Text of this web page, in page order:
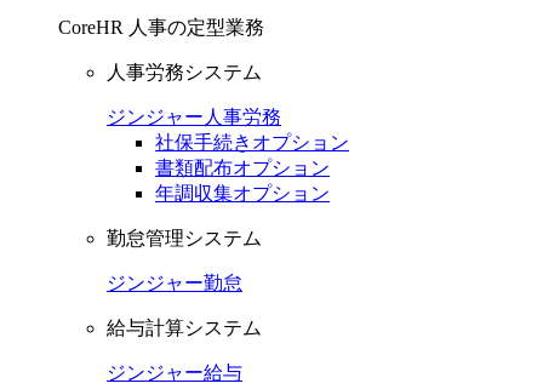
CoreHR 人事の定型業務
人事労務システム
ジンジャー人事労務
社保手続きオプション
書類配布オプション
年調収集オプション
勤怠管理システム
ジンジャー勤怠
給与計算システム
ジンジャー給与